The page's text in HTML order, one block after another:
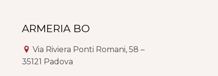
ARMERIA BO
Via Riviera Ponti Romani, 58 –
35121 Padova